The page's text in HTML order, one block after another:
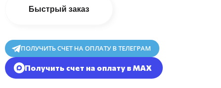
Быстрый заказ
ПОЛУЧИТЬ СЧЕТ НА ОПЛАТУ В ТЕЛЕГРАМ
Получить счет на оплату в MAX